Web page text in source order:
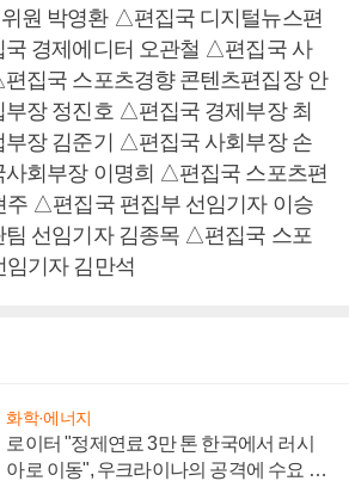
원 박영환 △편집국 디지털뉴스편
경제에디터 오관철 △편집국 사
집국 스포츠경향 콘텐츠편집장 안
장 정진호 △편집국 경제부장 최
장 김준기 △편집국 사회부장 손
회부장 이명희 △편집국 스포츠편
주 △편집국 편집부 선임기자 이승
선임기자 김종목 △편집국 스포
임기자 김만석
화학·에너지
로이터 "정제연료 3만 톤 한국에서 러시
아로 이동", 우크라이나의 공격에 수요 늘